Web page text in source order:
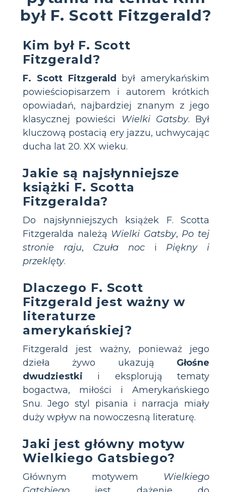
był F. Scott Fitzgerald?
Kim był F. Scott
Fitzgerald?
F. Scott Fitzgerald
był amerykańskim
powieściopisarzem i autorem krótkich
opowiadań, najbardziej znanym z jego
klasycznej powieści
Wielki Gatsby. Był
kluczową postacią ery jazzu, uchwycając
ducha lat 20. XX wieku.
Jakie są najsłynniejsze
książki F. Scotta
Fitzgeralda?
Do najsłynniejszych książek F. Scotta
Fitzgeralda należą Wielki Gatsby, Po tej
stronie raju, Czuła noc i Piękny i
przeklęty.
Dlaczego F. Scott
Fitzgerald jest ważny w
literaturze
amerykańskiej?
Fitzgerald jest ważny, ponieważ jego
dzieła żywo ukazują Głośne
dwudziestki i eksplorują tematy
bogactwa, miłości i Amerykańskiego
Snu. Jego styl pisania i narracja miały
duży wpływ na nowoczesną literaturę.
Jaki jest główny motyw
Wielkiego Gatsbiego?
Głównym motywem Wielkiego